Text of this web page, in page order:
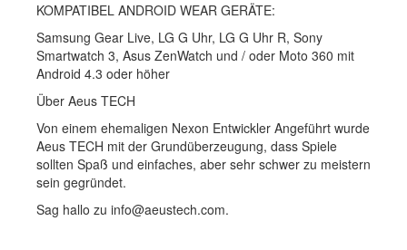
KOMPATIBEL ANDROID WEAR GERÄTE:
Samsung Gear Live, LG G Uhr, LG G Uhr R, Sony
Smartwatch 3, Asus ZenWatch und / oder Moto 360 mit
Android 4.3 oder höher
Über Aeus TECH
Von einem ehemaligen Nexon Entwickler Angeführt wurde
Aeus TECH mit der Grundüberzeugung, dass Spiele
sollten Spaß und einfaches, aber sehr schwer zu meistern
sein gegründet.
Sag hallo zu info@aeustech.com.